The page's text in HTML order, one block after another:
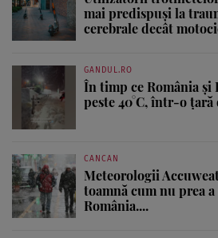
mai predispuși la
cerebrale decât
GANDUL.RO
În timp ce România și
peste 40°C, într-o țară
CANCAN
Meteorologii
toamnă cum nu prea
România....